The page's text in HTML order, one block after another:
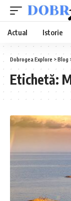
Actual Istorie
Dobrogea Explore >Blog
Etichetă: